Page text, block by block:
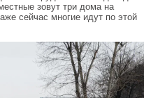
зовут три дома на
сейчас многие идут по этой